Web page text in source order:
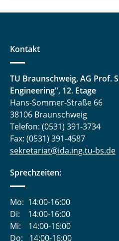
Kontakt
TU Braunschweig, AG Prof.
Engineering", 12. Etage
Hans-Sommer-Straße 66
38106 Braunschweig
Telefon: (0531) 391-3734
Fax: (0531) 391-4587
sekretariat@ida.ing.tu-bs.de
Sprechzeiten:
Mo: 14:00-16:00
Di: 14:00-16:00
Mi: 14:00-16:00
Do:
14:00-16:00